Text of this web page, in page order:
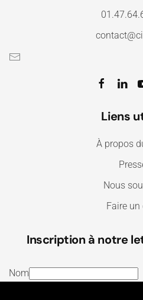
Liens
À propos
Nous
Faire un
Inscription à notre
Nom